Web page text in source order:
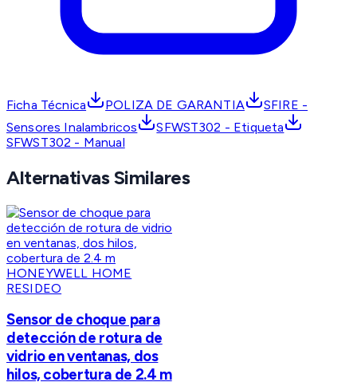
Ficha Técnica POLIZA DE GARANTIA
SFIRE -
Sensores Inalambricos
SFWST302 - Etiqueta
SFWST302 - Manual
Alternativas Similares
HONEYWELL HOME
RESIDEO
Sensor de choque para
detección de rotura de
vidrio en ventanas, dos
hilos, cobertura de 2.4 m